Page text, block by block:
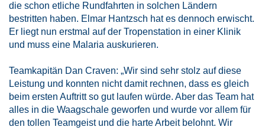
die schon etliche Rundfahrten in solchen Ländern
bestritten haben. Elmar Hantzsch hat es dennoch erwischt.
Er liegt nun erstmal auf der Tropenstation in einer Klinik
und muss eine Malaria auskurieren.
Teamkapitän Dan Craven: „Wir sind sehr stolz auf diese
Leistung und konnten nicht damit rechnen, dass es gleich
beim ersten Auftritt so gut laufen würde. Aber das Team hat
alles in die Waagschale geworfen und wurde vor allem für
den tollen Teamgeist und die harte Arbeit belohnt. Wir